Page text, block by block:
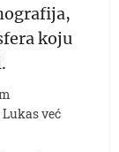
koju
Lukas već